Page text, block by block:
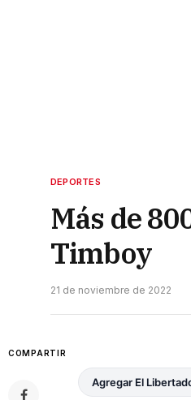
DEPORTES
Más de
Timboy
21 de noviembre de 2022
COMPARTIR
Agregar El